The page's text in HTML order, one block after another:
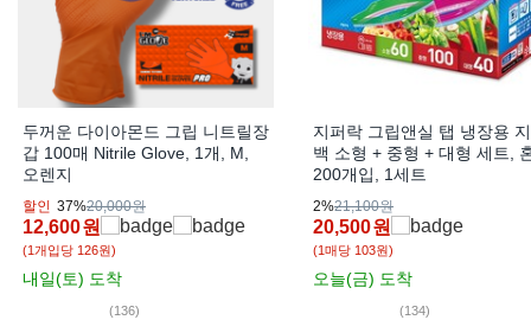
두꺼운 다이아몬드 그립 니트릴장
갑 100매 Nitrile Glove, 1개, M,
오렌지
할인 37%20,000원
12,600원
(1개입당 126원)
내일(토) 도착
(136)
지퍼락 그립앤실 탭 냉장용
백 소형 + 중형 + 대형 세트,
200개입, 1세트
2%21,100원
20,500원
(1매당 103원)
오늘(금) 도착
(134)